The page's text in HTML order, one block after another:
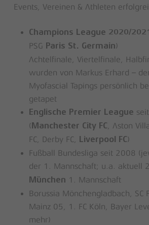
Events, Vereinen & Athleten
Champions League 2020/2021
PSG
Paris St. Germain)
Achtelfinale, Viertelfinale,
wurden von Markus Erhard –
Myofascial Tapings persönlich
getapet
Englische Premier League
( Manchester City FC
, Aston
FC, Derby FC,
Liverpool FC)
Fußball Bundesliga seit 2008
der 1. Mannschaft; u.a. aktuell
München 1. Mannschaft
Borussia Mönchengladbach, SC
Mainz 05, 1. FC Köln, Bayer
mehr)